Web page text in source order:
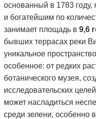
основанный в 1783
и богатейшим по
занимает площадь в 9,6
бывших террасах реки
уникальное
особенное: от редких
ботанического музея,
исследовательских
может насладиться
среди зелени, особенно